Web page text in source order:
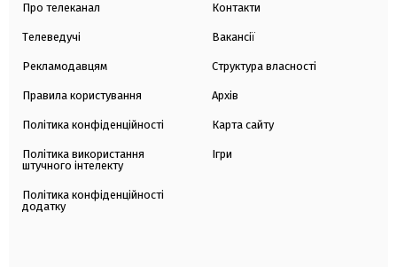
Про телеканал
Телеведучі
Рекламодавцям
Правила користування
Політика конфіденційності
Політика використання
штучного інтелекту
Політика конфіденційності
додатку
Контакти
Вакансії
Структура власності
Архів
Карта сайту
Ігри